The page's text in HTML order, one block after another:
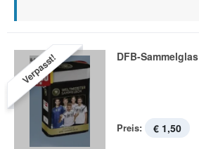
Verpasst! DFB-Sammelglas
Preis: € 1,50